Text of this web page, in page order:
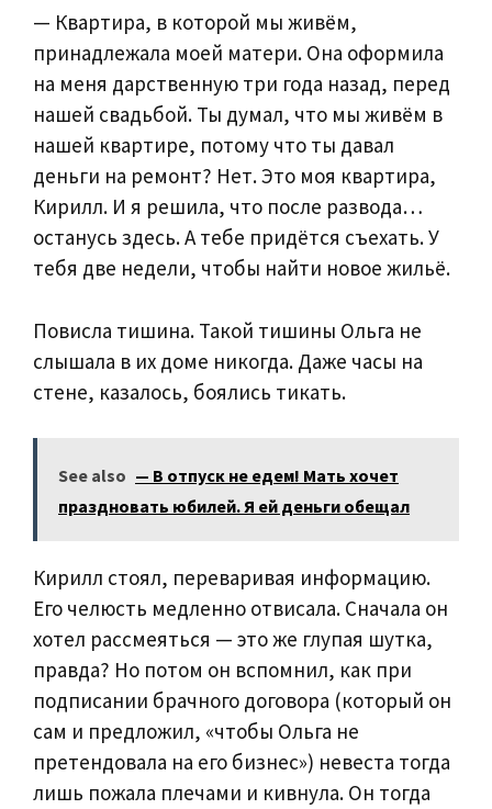
— Квартира, в которой мы живём,
принадлежала моей матери. Она оформила
на меня дарственную три года назад, перед
нашей свадьбой. Ты думал, что мы живём в
нашей квартире, потому что ты давал
деньги на ремонт? Нет. Это моя квартира,
Кирилл. И я решила, что после развода…
останусь здесь. А тебе придётся съехать. У
тебя две недели, чтобы найти новое жильё.
Повисла тишина. Такой тишины Ольга не
слышала в их доме никогда. Даже часы на
стене, казалось, боялись тикать.
See also — В отпуск не едем! Мать хочет
праздновать юбилей. Я ей деньги обещал
Кирилл стоял, переваривая информацию.
Его челюсть медленно отвисала. Сначала он
хотел рассмеяться — это же глупая шутка,
правда? Но потом он вспомнил, как при
подписании брачного договора (который он
сам и предложил, «чтобы Ольга не
претендовала на его бизнес») невеста тогда
лишь пожала плечами и кивнула. Он тогда